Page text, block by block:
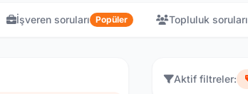
İşveren soruları Popüler Topluluk soruları
Aktif filtreler: